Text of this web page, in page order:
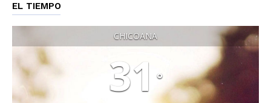
EL TIEMPO
CHICOANA
31 °